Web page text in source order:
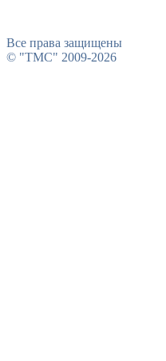
Все права защищены
© "TMC" 2009-2026